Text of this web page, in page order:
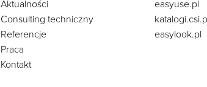
Aktualności
Consulting techniczny
Referencje
Praca
Kontakt
easyuse.pl
easylook.pl